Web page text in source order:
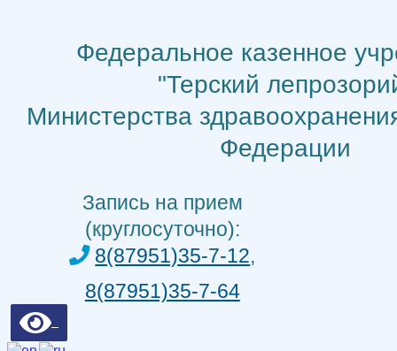
содержимомуФедеральное казенное
"Терский
Министерства
Федерации
Запись на прием
(круглосуточно):
8(87951)35-7-12,
8(87951)35-7-64